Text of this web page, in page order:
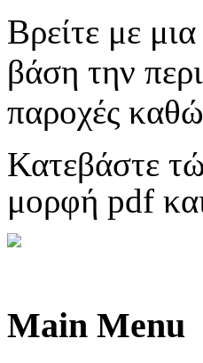
Βρείτε με
βάση την
παροχές
Κατεβάστε
μορφή pdf
Main Menu